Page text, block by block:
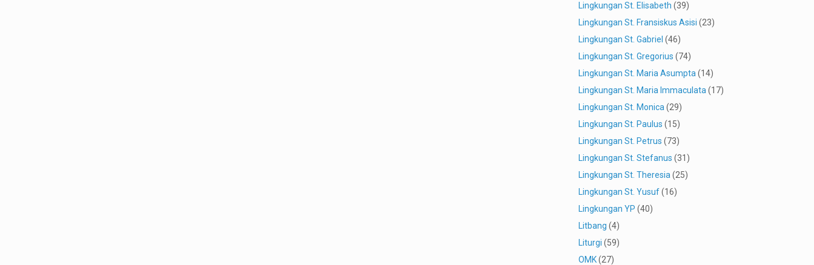
Lingkungan St. Elisabeth (39)
Lingkungan St. Fransiskus Asisi (23)
Lingkungan St. Gabriel (46)
Lingkungan St. Gregorius (74)
Lingkungan St. Maria Asumpta (14)
Lingkungan St. Maria Immaculata (17)
Lingkungan St. Monica (29)
Lingkungan St. Paulus (15)
Lingkungan St. Petrus (73)
Lingkungan St. Stefanus (31)
Lingkungan St. Theresia (25)
Lingkungan St. Yusuf(16)
Lingkungan YP (40)
Litbang (4)
Liturgi (59)
OMK(27)